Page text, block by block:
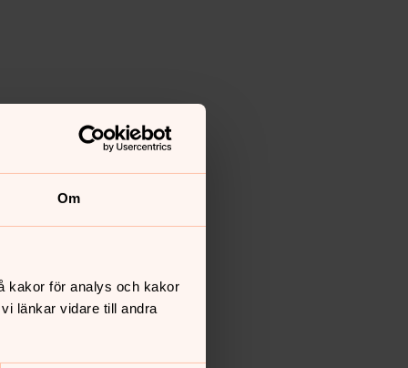
Om
kakor för analys och kakor
länkar vidare till andra